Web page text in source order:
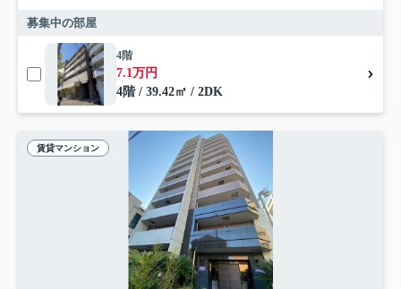
募集中の部屋
4階
7.1万円
4階 / 39.42㎡ / 2DK
賃貸マンション